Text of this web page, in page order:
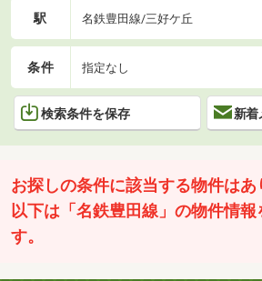
駅 名鉄豊田線/三好ケ丘
条件 指定なし
検索条件を保存 新着
お探しの条件に該当する物件はあ
以下は「名鉄豊田線」の物件情報
す。